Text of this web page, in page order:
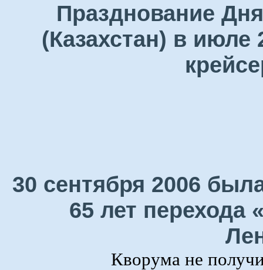
Празднование
(Казахстан) в июле
30 сентября 2006
65 лет перехода
Кворума не